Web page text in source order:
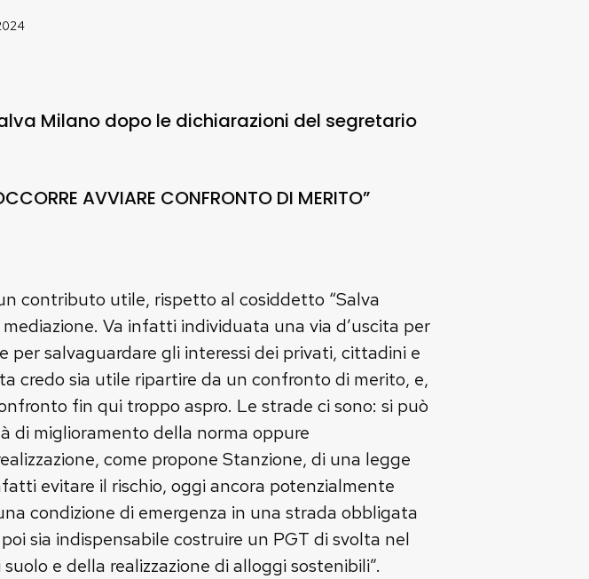
Milano dopo le dichiarazioni del segretario
AVVIARE CONFRONTO DI MERITO”
contributo utile, rispetto al cosiddetto “Salva
Va infatti individuata una via d’uscita per
salvaguardare gli interessi dei privati, cittadini e
credo sia utile ripartire da un confronto di merito, e,
fin qui troppo aspro. Le strade ci sono: si può
di miglioramento della norma oppure
come propone Stanzione, di una legge
evitare il rischio, oggi ancora potenzialmente
condizione di emergenza in una strada obbligata
sia indispensabile costruire un PGT di svolta nel
e della realizzazione di alloggi sostenibili”.